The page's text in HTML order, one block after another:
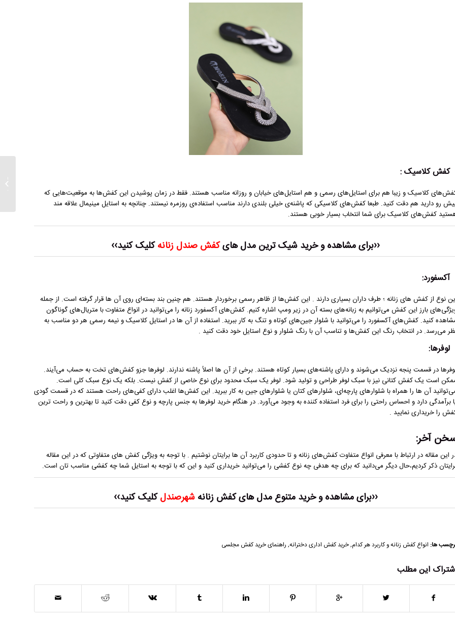
کفش کلاسیک :
کلاسیک و زیبا هم برای استایل‌های رسمی و هم استایل‌های خیابان و روزانه مناسب هستند. فقط در زمان پوشیدن این کفش‌ها به موقعیت‌هایی که
رو دارید هم دقت کنید. طبعا کفش‌های کلاسیکی که پاشنه‌ی خیلی بلندی دارند مناسب استفاده‌ی روزمره نیستند. چنانچه به استایل مینیمال علاقه‌ مند
کفش‌های کلاسیک برای شما انتخاب بسیار خوبی هستند.
‹‹برای مشاهده و خرید شیک ترین مدل هایکفش صندل زنانهکلیک کنید››
آکسفورد:
نوع از کفش های زنانه ؛ طرف ‌داران بسیاری دارند . این کفش‌ها از ظاهر رسمی برخوردار هستند. هم چنین بند بسته‌ای روی آن ها قرار گرفته است. از جمله
بارز این کفش می‌توانیم به زبانه‌های بسته آن در زیر ومپ اشاره کنیم. کفش‌های آکسفورد زنانه را می‌توانید در انواع متفاوت با متریال‌های گوناگون
کنید. کفش‌های آکسفورد را می‌توانید با شلوار جین‌های کوتاه و تنگ به کار ببرید. استفاده از آن ها در استایل کلاسیک و نیمه‌ رسمی هر دو مناسب به
می‌رسد. در انتخاب رنگ این کفش‌ها و تناسب آن با رنگ شلوار و نوع استایل خود دقت کنید .
لوفرها:
در قسمت پنجه نزدیک می‌شوند و دارای پاشنه‌های بسیار کوتاه هستند. برخی از آن ها اصلاً پاشنه ندارند. لوفرها جزو کفش‌های تخت به حساب می‌آیند.
است یک کفش کتانی نیز با سبک لوفر طراحی و تولید شود. لوفر یک سبک محدود برای نوع خاصی از کفش نیست. بلکه یک نوع سبک کلی است.
آن ها را همراه با شلوارهای پارچه‌ای، شلوارهای کتان یا شلوارهای جین به کار ببرید. این کفش‌ها اغلب دارای کفی‌های راحت هستند که در قسمت گودی
برآمدگی دارد و احساس راحتی را برای فرد استفاده کننده به وجود می‌آورد. در هنگام خرید لوفرها به جنس پارچه و نوع کفی دقت کنید تا بهترین و راحت ‌ترین
را خریداری نمایید .
آخر:
این مقاله در ارتباط با معرفی انواع متفاوت کفش‌های زنانه و تا حدودی کاربرد آن ها برایتان نوشتیم . با توجه به ویژگی کفش‌ های متفاوتی که در این مقاله
ذکر کردیم،حال دیگر می‌دانید که برای چه هدفی چه نوع کفشی را می‌توانید خریداری کنید و این که با توجه به استایل شما چه کفشی مناسب تان است.
‹‹برای مشاهده و خرید متنوع مدل های کفش زنانه شهرصندلکلیک کنید››
ها: انواع کفش زنانه و کاربرد هر کدام,خرید کفش اداری دخترانه, راهنمای خرید کفش مجلسی
این مطلب